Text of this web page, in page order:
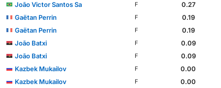
João Victor Santos Sa
F
0.27
Gaëtan Perrin
F
0.19
Gaëtan Perrin
F
0.19
João Batxi
F
0.09
João Batxi
F
0.09
Kazbek Mukailov
F
0.00
Kazbek Mukailov
F
0.00